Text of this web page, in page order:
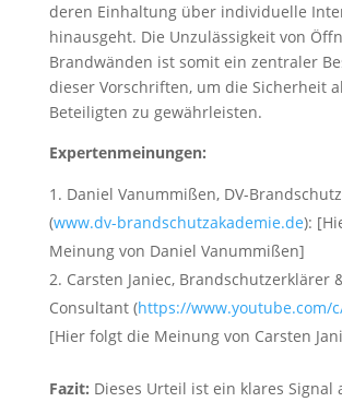
deren Einhaltung über individuelle
hinausgeht. Die Unzulässigkeit von
Brandwänden ist somit ein zentraler
dieser Vorschriften, um die Sicherheit
Beteiligten zu gewährleisten.
Expertenmeinungen:
Daniel Vanummißen, DV-
(www.dv-brandschutzakademie.de):
Meinung von Daniel Vanummißen]
Carsten Janiec, Brandschutzerklärer
Consultant (https://www.youtube.com/
[Hier folgt die Meinung von Carsten
Fazit: Dieses Urteil ist ein klares Signal